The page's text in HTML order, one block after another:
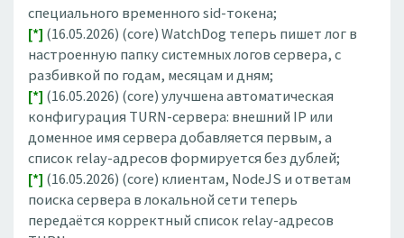
специального временного sid-токена;
[*] (16.05.2026) (core) WatchDog теперь пишет лог в
настроенную папку системных логов сервера, с
разбивкой по годам, месяцам и дням;
[*] (16.05.2026) (core) улучшена автоматическая
конфигурация TURN-сервера: внешний IP или
доменное имя сервера добавляется первым, а
список relay-адресов формируется без дублей;
[*] (16.05.2026) (core) клиентам, NodeJS и ответам
поиска сервера в локальной сети теперь
передаётся корректный список relay-адресов